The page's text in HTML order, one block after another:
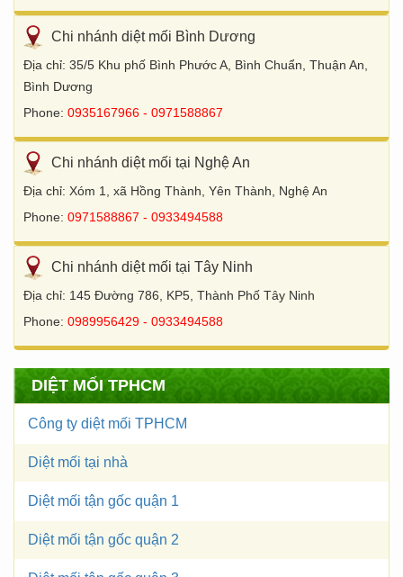
Chi nhánh diệt mối Bình Dương
Địa chỉ: 35/5 Khu phố Bình Phước A, Bình Chuẩn, Thuận An,
Bình Dương
Phone: 0935167966 - 0971588867
Chi nhánh diệt mối tại Nghệ An
Địa chỉ: Xóm 1, xã Hồng Thành, Yên Thành, Nghệ An
Phone: 0971588867 - 0933494588
Chi nhánh diệt mối tại Tây Ninh
Địa chỉ: 145 Đường 786, KP5, Thành Phố Tây Ninh
Phone: 0989956429 - 0933494588
DIỆT MỐI TPHCM
Công ty diệt mối TPHCM
Diệt mối tại nhà
Diệt mối tận gốc quận 1
Diệt mối tận gốc quận 2